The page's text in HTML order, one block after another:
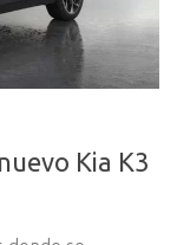
Kia K3